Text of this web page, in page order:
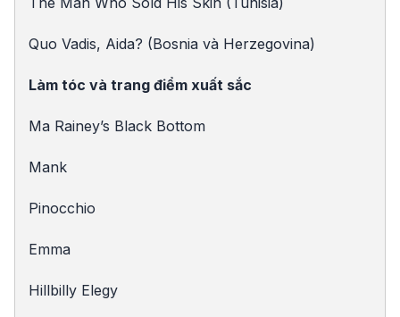
Quo Vadis, Aida? (Bosnia và Herzegovina)
Làm tóc và trang điểm xuất sắc
Ma Rainey’s Black Bottom
Mank
Pinocchio
Emma
Hillbilly Elegy